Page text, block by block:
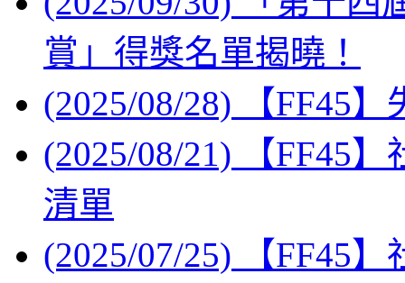
賞」得獎名單揭曉！
(2025/08/28) 【FF45】
(2025/08/21) 【FF45
清單
(2025/07/25) 【FF45